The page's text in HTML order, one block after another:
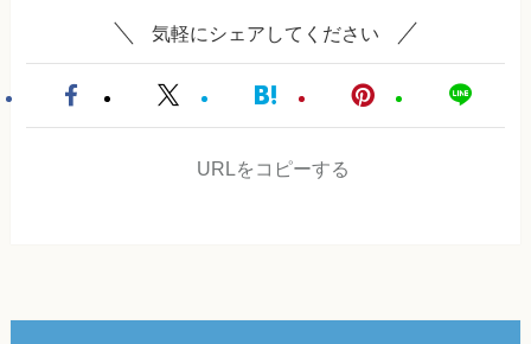
気軽にシェアしてください
URLをコピーする